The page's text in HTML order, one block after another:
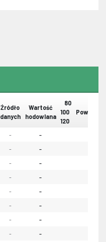
Źródło
danych
Wartość
hodowlana
80
100
120
- -
- -
- -
- -
- -
- -
- -
- -